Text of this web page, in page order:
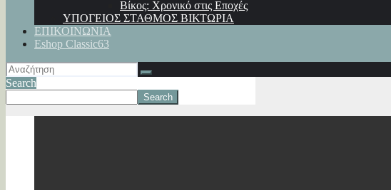
Βίκος: Χρονικό στις Εποχές
ΥΠΟΓΕΙΟΣ ΣΤΑΘΜΟΣ ΒΙΚΤΩΡΙΑ
ΕΠΙΚΟΙΝΩΝΙΑ
Eshop Classic63
Search
Search